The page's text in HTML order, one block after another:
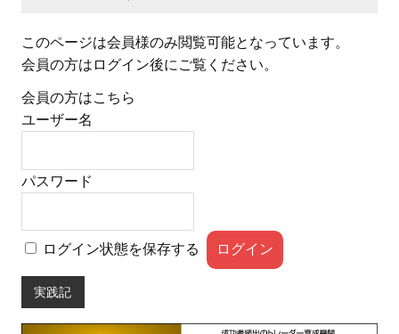
このページは会員様のみ閲覧可能となっています。
会員の方はログイン後にご覧ください。
会員の方はこちら
ユーザー名
パスワード
ログイン状態を保存する
実践記